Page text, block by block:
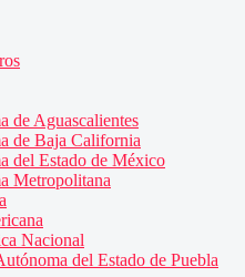
de Aguascalientes
de Baja California
del Estado de México
Metropolitana
Nacional
del Estado de Puebla